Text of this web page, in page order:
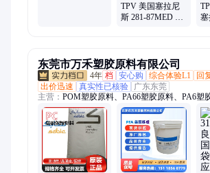
TPV 美国塞拉尼
斯 281-87MED 耐
塞
东莞市万禾塑胶原料有限公司
4年 档 安心购 综合体验L1
回
出价迅速
真实性已核验
广东东莞
主营： POM塑胶原料、PA66塑胶原料、PA6塑
度、PA12塑胶原料、LCP塑胶原料、PPO塑胶
料、PC塑胶原料、PVA降解塑料、TPEE塑胶原